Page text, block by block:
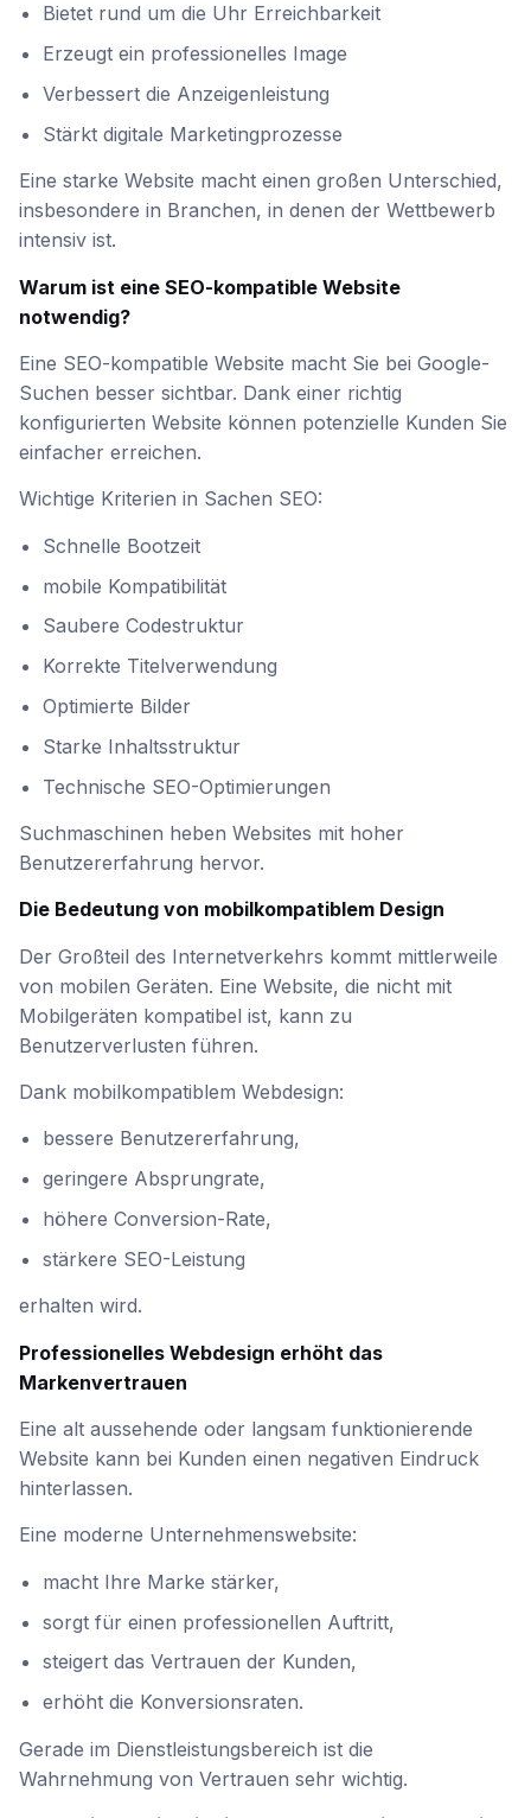
Bietet rund um die Uhr Erreichbarkeit
Erzeugt ein professionelles Image
Verbessert die Anzeigenleistung
Stärkt digitale Marketingprozesse
Eine starke Website macht einen großen Unterschied,
insbesondere in Branchen, in denen der Wettbewerb
intensiv ist.
Warum ist eine SEO-kompatible Website
notwendig?
Eine SEO-kompatible Website macht Sie bei Google-
Suchen besser sichtbar. Dank einer richtig
konfigurierten Website können potenzielle Kunden Sie
einfacher erreichen.
Wichtige Kriterien in Sachen SEO:
Schnelle Bootzeit
mobile Kompatibilität
Saubere Codestruktur
Korrekte Titelverwendung
Optimierte Bilder
Starke Inhaltsstruktur
Technische SEO-Optimierungen
Suchmaschinen heben Websites mit hoher
Benutzererfahrung hervor.
Die Bedeutung von mobilkompatiblem Design
Der Großteil des Internetverkehrs kommt mittlerweile
von mobilen Geräten. Eine Website, die nicht mit
Mobilgeräten kompatibel ist, kann zu
Benutzerverlusten führen.
Dank mobilkompatiblem Webdesign:
bessere Benutzererfahrung,
geringere Absprungrate,
höhere Conversion-Rate,
stärkere SEO-Leistung
erhalten wird.
Professionelles Webdesign erhöht das
Markenvertrauen
Eine alt aussehende oder langsam funktionierende
Website kann bei Kunden einen negativen Eindruck
hinterlassen.
Eine moderne Unternehmenswebsite:
macht Ihre Marke stärker,
sorgt für einen professionellen Auftritt,
steigert das Vertrauen der Kunden,
erhöht die Konversionsraten.
Gerade im Dienstleistungsbereich ist die
Wahrnehmung von Vertrauen sehr wichtig.